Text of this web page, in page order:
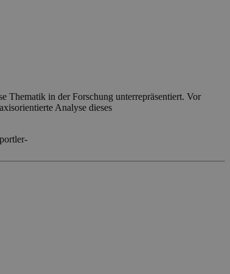
Thematik in der Forschung unterrepräsentiert. Vor
Analyse dieses